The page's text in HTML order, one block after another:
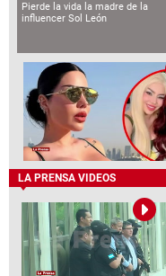
Pierde la vida la madre de la
influencer Sol León
LA PRENSA VIDEOS